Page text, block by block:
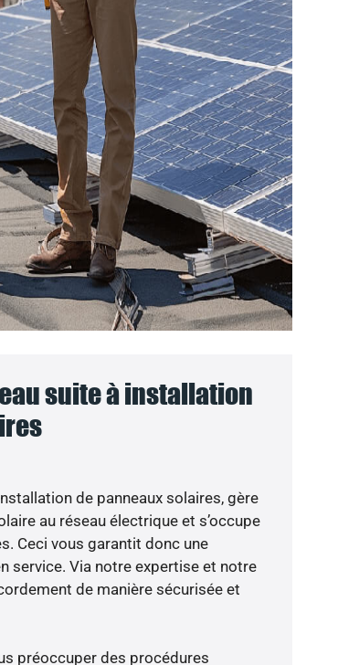
suite à installation
de panneaux solaires, gère
au réseau électrique et s’occupe
Ceci vous garantit donc une
service. Via notre expertise et notre
de manière sécurisée et
préoccuper des procédures